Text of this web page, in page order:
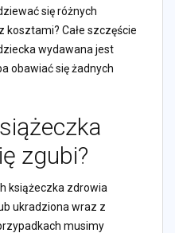
się różnych
Całe szczęście
wydawana jest
obawiać się żadnych
zgubi?
książeczka zdrowia
ukradziona wraz z
musimy